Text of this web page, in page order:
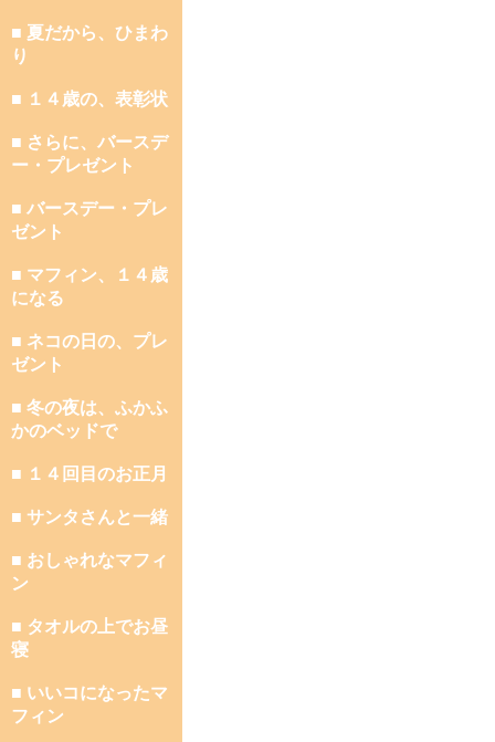
■ 夏だから、ひまわ
り
■ １４歳の、表彰状
■ さらに、バースデ
ー・プレゼント
■ バースデー・プレ
ゼント
■ マフィン、１４歳
になる
■ ネコの日の、プレ
ゼント
■ 冬の夜は、ふかふ
かのベッドで
■ １４回目のお正月
■ サンタさんと一緒
■ おしゃれなマフィ
ン
■ タオルの上でお昼
寝
■ いいコになったマ
フィン